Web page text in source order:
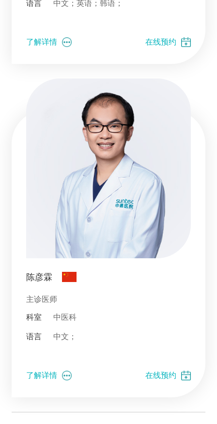
语言 中文；英语；韩语；
了解详情 在线预约
陈彦霖
主诊医师
科室 中医科
语言 中文；
了解详情 在线预约